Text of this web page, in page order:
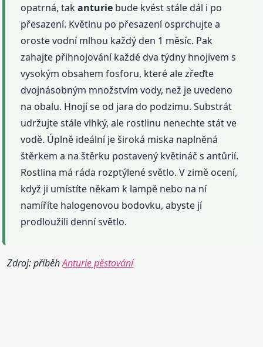
opatrná, takanturie bude kvést stále dál i po
přesazení. Květinu po přesazení osprchujte a
oroste vodní mlhou každý den 1 měsíc. Pak
zahajte přihnojování každé dva týdny hnojivem s
vysokým obsahem fosforu, které ale zřeďte
dvojnásobným množstvím vody, než je uvedeno
na obalu. Hnojí se od jara do podzimu. Substrát
udržujte stále vlhký, ale rostlinu nenechte stát ve
vodě. Úplně ideální je široká miska naplněná
štěrkem a na štěrku postavený květináč s antůrií.
Rostlina má ráda rozptýlené světlo. V zimě ocení,
když ji umístíte někam k lampě nebo na ní
namíříte halogenovou bodovku, abyste jí
prodloužili denní světlo.
Zdroj: příběhAnturie pěstování